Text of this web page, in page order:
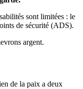
sont limitées : le
de sécurité (ADS).
argent.
de la paix a deux